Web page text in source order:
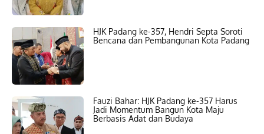
HJK Padang ke-357, Hendri Septa Soroti
Bencana dan Pembangunan Kota Padang
Fauzi Bahar: HJK Padang ke-357 Harus
Jadi Momentum Bangun Kota Maju
Berbasis Adat dan Budaya